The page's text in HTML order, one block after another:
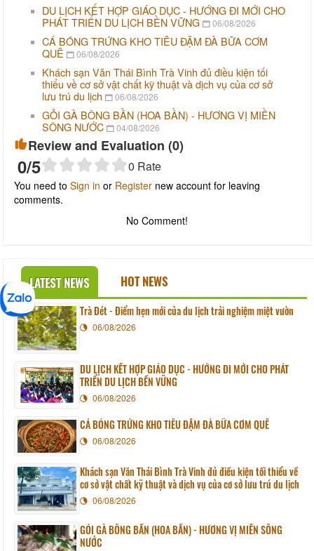
DU LỊCH KẾT HỢP GIÁO DỤC - HƯỚNG ĐI MỚI CHO
PHÁT TRIỂN DU LỊCH BỀN VỮNG
06/08/2026
CÁ BÓNG TRỨNG KHO TIÊU ĐẬM ĐÀ BỮA CƠM
QUÊ
06/08/2026
Khách sạn Văn Thái Bình Trà Vinh đủ điều kiện tối
thiểu về cơ sở vật chất kỹ thuật và dịch vụ của cơ sở
lưu trú du lịch
06/08/2026
GỎI GÀ BÔNG BẦN (HOA BẦN) - HƯƠNG VỊ MIỀN
SÔNG NƯỚC
04/08/2026
Review and Evaluation (0)
0/5 0 Rate
You need to Sign in or Register new account for leaving
comments.
No Comment!
LATEST NEWS HOT NEWS
Trà Đét - Điểm hẹn mới của du lịch trải nghiệm miệt vườn
06/08/2026
DU LỊCH KẾT HỢP GIÁO DỤC - HƯỚNG ĐI MỚI CHO PHÁT
TRIỂN DU LỊCH BỀN VỮNG
06/08/2026
CÁ BÓNG TRỨNG KHO TIÊU ĐẬM ĐÀ BỮA CƠM QUÊ
06/08/2026
Khách sạn Văn Thái Bình Trà Vinh đủ điều kiện tối thiểu về
cơ sở vật chất kỹ thuật và dịch vụ của cơ sở lưu trú du lịch
06/08/2026
GỎI GÀ BÔNG BẦN (HOA BẦN) - HƯƠNG VỊ MIỀN SÔNG
NƯỚC